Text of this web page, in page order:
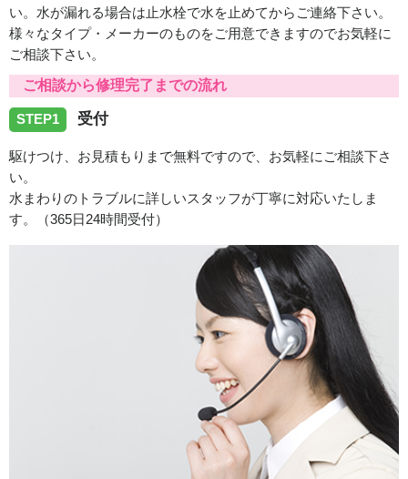
い。水が漏れる場合は止水栓で水を止めてからご連絡下さい。
様々なタイプ・メーカーのものをご用意できますのでお気軽に
ご相談下さい。
ご相談から修理完了までの流れ
STEP1 受付
駆けつけ、お見積もりまで無料ですので、お気軽にご相談下さ
い。
水まわりのトラブルに詳しいスタッフが丁寧に対応いたしま
す。（365日24時間受付）